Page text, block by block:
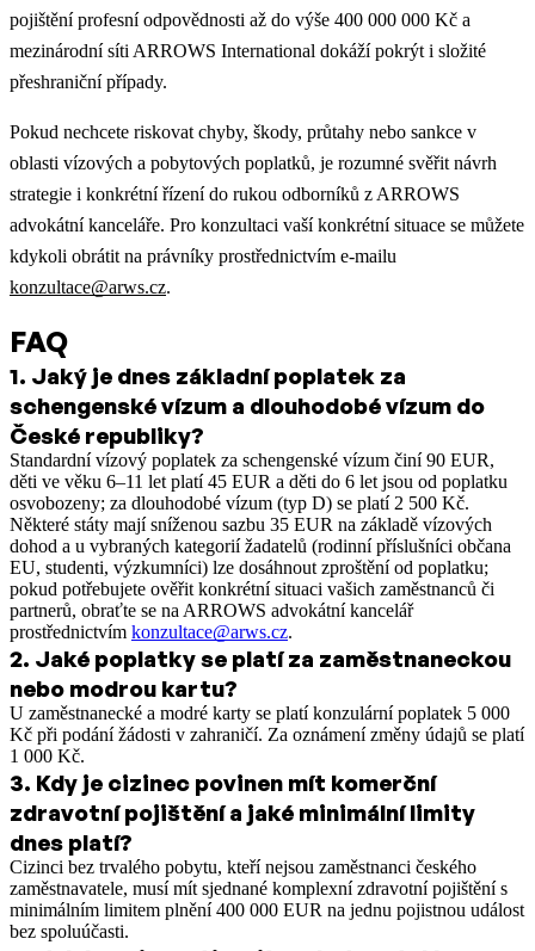
pojištění profesní odpovědnosti až do výše 400 000 000 Kč a
mezinárodní síti ARROWS International dokáží pokrýt i složité
přeshraniční případy.
Pokud nechcete riskovat chyby, škody, průtahy nebo sankce v
oblasti vízových a pobytových poplatků, je rozumné svěřit návrh
strategie i konkrétní řízení do rukou odborníků z ARROWS
advokátní kanceláře. Pro konzultaci vaší konkrétní situace se můžete
kdykoli obrátit na právníky prostřednictvím e-mailu
konzultace@arws.cz.
FAQ
1. Jaký je dnes základní poplatek za
schengenské vízum a dlouhodobé vízum do
České republiky?
Standardní vízový poplatek za schengenské vízum činí 90 EUR,
děti ve věku 6–11 let platí 45 EUR a děti do 6 let jsou od poplatku
osvobozeny; za dlouhodobé vízum (typ D) se platí 2 500 Kč.
Některé státy mají sníženou sazbu 35 EUR na základě vízových
dohod a u vybraných kategorií žadatelů (rodinní příslušníci občana
EU, studenti, výzkumníci) lze dosáhnout zproštění od poplatku;
pokud potřebujete ověřit konkrétní situaci vašich zaměstnanců či
partnerů, obraťte se na ARROWS advokátní kancelář
prostřednictvím konzultace@arws.cz.
2. Jaké poplatky se platí za zaměstnaneckou
nebo modrou kartu?
U zaměstnanecké a modré karty se platí konzulární poplatek 5 000
Kč při podání žádosti v zahraničí. Za oznámení změny údajů se platí
1 000 Kč.
3. Kdy je cizinec povinen mít komerční
zdravotní pojištění a jaké minimální limity
dnes platí?
Cizinci bez trvalého pobytu, kteří nejsou zaměstnanci českého
zaměstnavatele, musí mít sjednané komplexní zdravotní pojištění s
minimálním limitem plnění 400 000 EUR na jednu pojistnou událost
bez spoluúčasti.